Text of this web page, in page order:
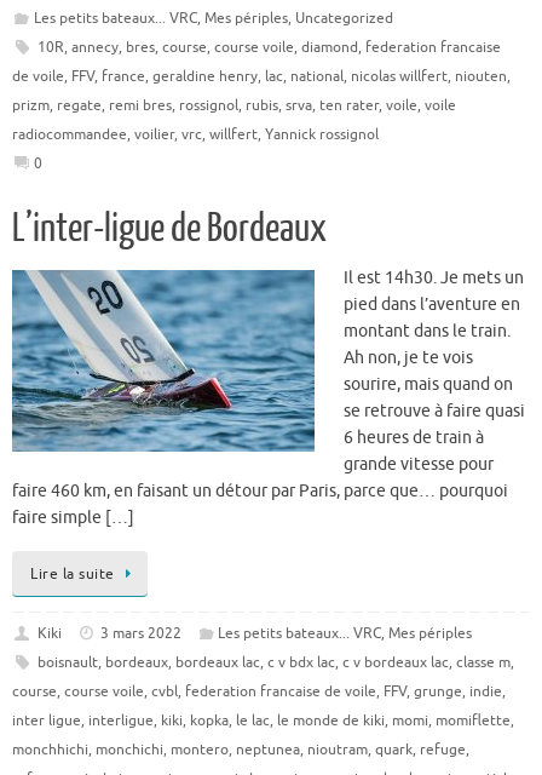
Les petits bateaux... VRC, Mes périples, Uncategorized
10R, annecy, bres, course, course voile, diamond, federation francaise
de voile, FFV, france, geraldine henry, lac, national, nicolas willfert, niouten,
prizm, regate, remi bres, rossignol, rubis, srva, ten rater, voile, voile
radiocommandee, voilier, vrc, willfert, Yannick rossignol
0
L’inter-ligue de Bordeaux
Il est 14h30. Je mets un
pied dans l’aventure en
montant dans le train.
Ah non, je te vois
sourire, mais quand on
se retrouve à faire quasi
6 heures de train à
grande vitesse pour
faire 460 km, en faisant un détour par Paris, parce que… pourquoi
faire simple […]
Lire la suite
Kiki 3 mars 2022 Les petits bateaux... VRC, Mes périples
boisnault, bordeaux, bordeaux lac, c v bdx lac, c v bordeaux lac, classe m,
course, course voile, cvbl, federation francaise de voile, FFV, grunge, indie,
inter ligue, interligue, kiki, kopka, le lac, le monde de kiki, momi, momiflette,
monchhichi, monchichi, montero, neptunea, nioutram, quark, refuge,